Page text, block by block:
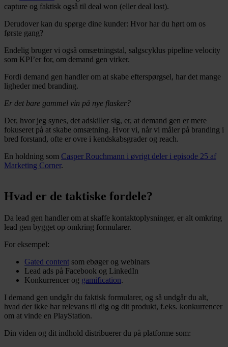
capture og faktisk også til deal won (eller deal lost).
Derudover kan du spørge dine kunder: Hvor har du hørt om os
første gang?
Endelig bruger vi også omsætningstal, salgscyklus pipeline velocity
som KPI’er for, om demand gen virker.
Fordi demand gen handler om at skabe efterspørgsel, har det mange
ligheder med branding.
Er det bare gammel vin på nye flasker?
Der, hvor jeg synes, det adskiller sig, er, at demand gen er mere
fokuseret på at skabe omsætning. Hvor vi, når vi måler på branding i
bred forstand, ofte er ovre i kendskabsgrader og reach.
En holdning som Casper Rouchmann i øvrigt deler i episode 25 af
Marketing Corner.
Hvad er de taktiske fordele?
Da lead gen handler om at skaffe kontaktoplysninger, er alt omkring
lead gen bygget op omkring formularer.
For eksempel:
Gated content som ebøger og webinars
Lead ads på Facebook og LinkedIn
Konkurrencer og gamification.
I demand gen undgår du faktisk formularer, og så undgår du alt,
hvad der ikke har relevans til dig og dit produkt, f.eks. konkurrencer
om at vinde en PlayStation.
Din viden og dit indhold distribuerer du på platforme som: